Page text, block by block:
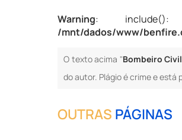
Warning: include():
/mnt/dados/www/
O texto acima "Bombeiro
do autor. Plágio é crime e está
OUTRAS PÁGINAS